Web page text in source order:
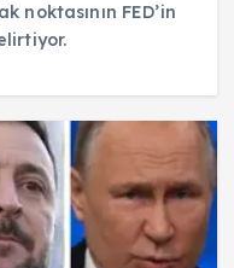
noktasının FED’in